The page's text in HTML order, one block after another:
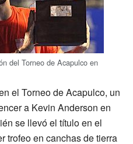
del Torneo de Acapulco en
el Torneo de Acapulco, un
a Kevin Anderson en
se llevó el título en el
trofeo en canchas de tierra